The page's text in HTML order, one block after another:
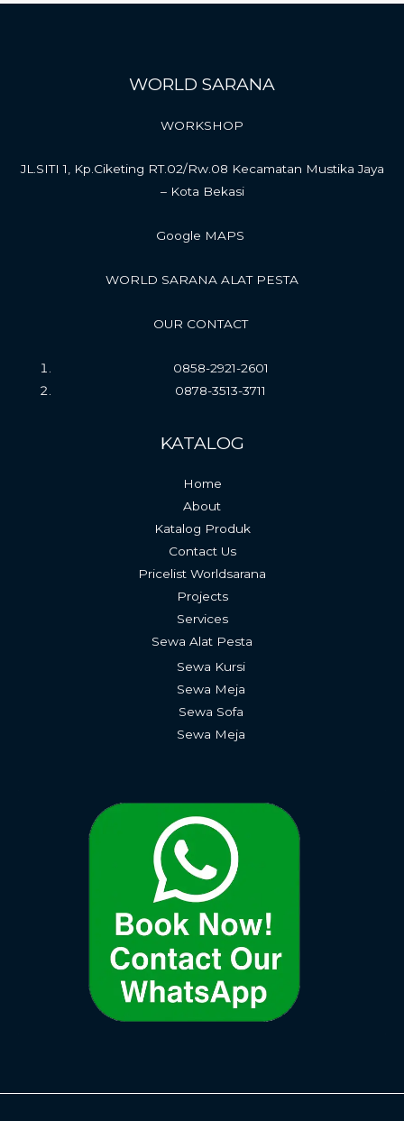
WORLD SARANA
WORKSHOP
JL.SITI 1, Kp.Ciketing RT.02/Rw.08 Kecamatan Mustika Jaya
– Kota Bekasi
Google MAPS
WORLD SARANA ALAT PESTA
OUR CONTACT
0858-2921-2601
0878-3513-3711
KATALOG
Home
About
Katalog Produk
Contact Us
Pricelist Worldsarana
Projects
Services
Sewa Alat Pesta
Sewa Kursi
Sewa Meja
Sewa Sofa
Sewa Meja